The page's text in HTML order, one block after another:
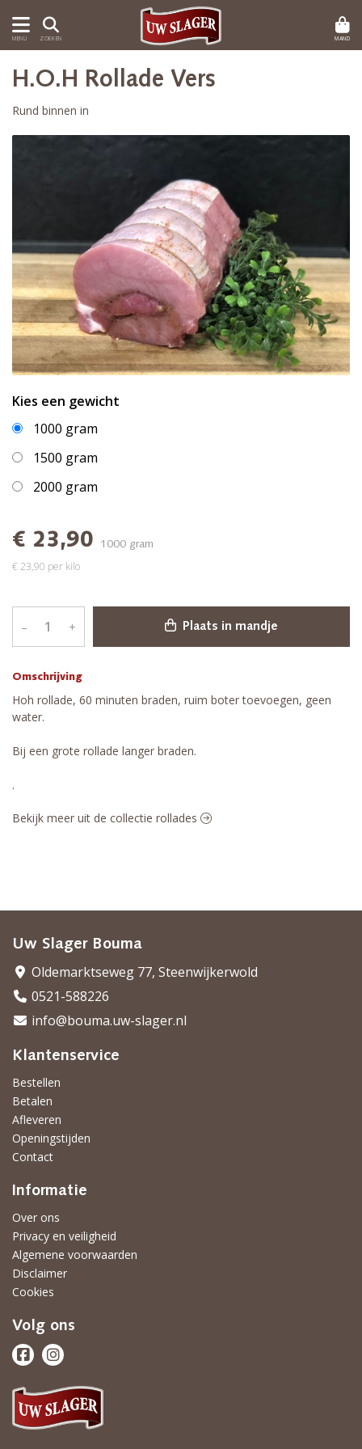
MENU ZOEKEN MAND
Omschrijving
Hoh rollade, 60 minuten braden, ruim boter toevoegen, geen
water.
Bij een grote rollade langer braden.
.
H.O.H Rollade Vers
Rund binnen in
Kies een gewicht
1000 gram
1500 gram
2000 gram
€ 23,90 1000 gram
€ 23,90 per kilo
– + Plaats in mandje
Bekijk meer uit de collectie rollades
Uw Slager Bouma
Oldemarktseweg 77, Steenwijkerwold
0521-588226
info@bouma.uw-slager.nl
Klantenservice
Bestellen
Betalen
Afleveren
Openingstijden
Contact
Informatie
Over ons
Privacy en veiligheid
Algemene voorwaarden
Disclaimer
Cookies
Volg ons